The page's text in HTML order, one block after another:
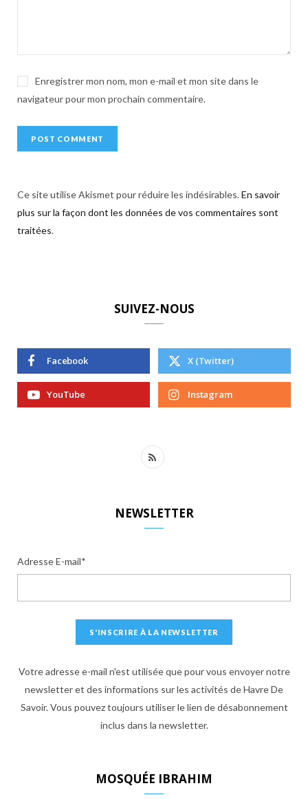
Enregistrer mon nom, mon e-mail et mon site dans le
navigateur pour mon prochain commentaire.
Ce site utilise Akismet pour réduire les indésirables.En savoir
plus sur la façon dont les données de vos commentaires sont
traitées.
SUIVEZ-NOUS
Facebook X (Twitter)
YouTube Instagram
R
NEWSLETTER
Adresse E-mail*
Votre adresse e-mail n'est utilisée que pour vous envoyer notre
newsletter et des informations sur les activités de Havre De
Savoir. Vous pouvez toujours utiliser le lien de désabonnement
inclus dans la newsletter.
MOSQUÉE IBRAHIM